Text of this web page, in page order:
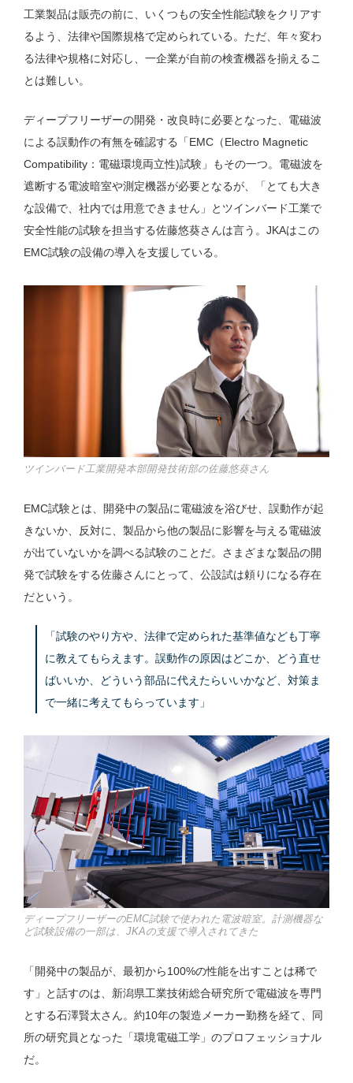
工業製品は販売の前に、いくつもの安全性能試験をクリアす
るよう、法律や国際規格で定められている。ただ、年々変わ
る法律や規格に対応し、一企業が自前の検査機器を揃えるこ
とは難しい。
ディープフリーザーの開発・改良時に必要となった、電磁波
による誤動作の有無を確認する「EMC（Electro Magnetic
Compatibility：電磁環境両立性)試験」もその一つ。電磁波を
遮断する電波暗室や測定機器が必要となるが、「とても大き
な設備で、社内では用意できません」とツインバード工業で
安全性能の試験を担当する佐藤悠葵さんは言う。JKAはこの
EMC試験の設備の導入を支援している。
ツインバード工業開発本部開発技術部の佐藤悠葵さん
EMC試験とは、開発中の製品に電磁波を浴びせ、誤動作が起
きないか、反対に、製品から他の製品に影響を与える電磁波
が出ていないかを調べる試験のことだ。さまざまな製品の開
発で試験をする佐藤さんにとって、公設試は頼りになる存在
だという。
「試験のやり方や、法律で定められた基準値なども丁寧
に教えてもらえます。誤動作の原因はどこか、どう直せ
ばいいか、どういう部品に代えたらいいかなど、対策ま
で一緒に考えてもらっています」
ディープフリーザーのEMC試験で使われた電波暗室。計測機器な
ど試験設備の一部は、JKAの支援で導入されてきた
「開発中の製品が、最初から100%の性能を出すことは稀で
す」と話すのは、新潟県工業技術総合研究所で電磁波を専門
とする石澤賢太さん。約10年の製造メーカー勤務を経て、同
所の研究員となった「環境電磁工学」のプロフェッショナル
だ。